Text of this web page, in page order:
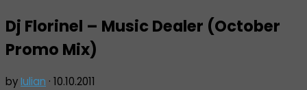
Dj Florinel – Music Dealer (October
Promo Mix)
byIulian · 10.10.2011